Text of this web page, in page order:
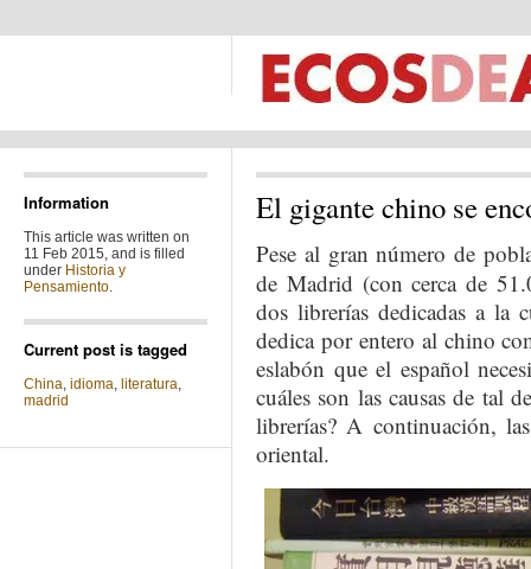
Information
This article was written on
11 Feb 2015, and is filled
under Historia y
Pensamiento.
Current post is tagged
China, idioma, literatura,
madrid
El gigante chino se
Pese al gran número de
de Madrid (con cerca de
dos librerías dedicadas a la
dedica por entero al chino
eslabón que el español
cuáles son las causas de tal
librerías? A continuación,
oriental.